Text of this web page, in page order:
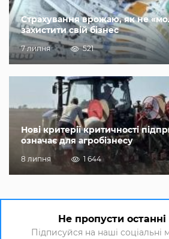
Страхування врожаю, як не
захистити свій бізнес
7 липня 521
Нові критерії критичності
означає для агробізнесу
8 липня 1 644
Не пропусти
Підписуйся на наші соціальні